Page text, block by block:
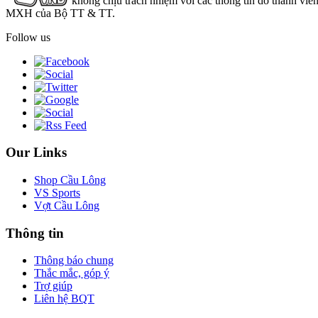
MXH của Bộ TT & TT.
Follow us
Our Links
Shop Cầu Lông
VS Sports
Vợt Cầu Lông
Thông tin
Thông báo chung
Thắc mắc, góp ý
Trợ giúp
Liên hệ BQT